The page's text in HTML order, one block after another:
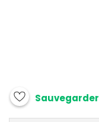
Sauvegarder